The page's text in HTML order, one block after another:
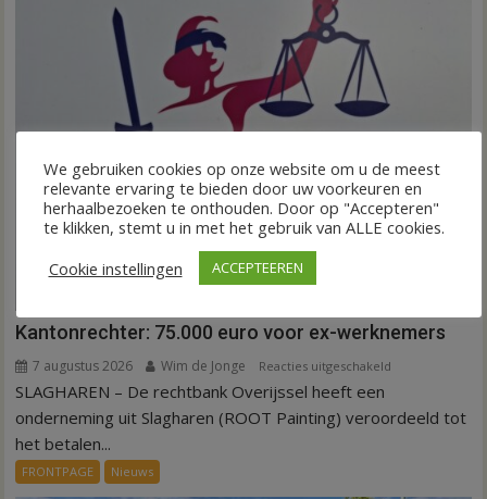
Kantonrechter: 75.000 euro voor ex-werknemers
7 augustus 2026 Wim de Jonge Reacties uitgeschakeld
75.000
SLAGHAREN – De rechtbank Overijssel heeft een
onderneming uit Slagharen (ROOT Painting) veroordeeld tot
het betalen...
FRONTPAGE Nieuws
We gebruiken cookies op onze website om u de meest
relevante ervaring te bieden door uw voorkeuren en
herhaalbezoeken te onthouden. Door op "Accepteren"
te klikken, stemt u in met het gebruik van ALLE cookies.
Cookie instellingen
ACCEPTEEREN